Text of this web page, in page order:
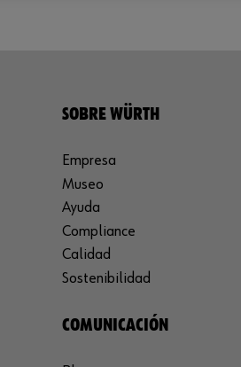
SOBRE WÜRTH
Empresa
Museo
Ayuda
Compliance
Calidad
Sostenibilidad
COMUNICACIÓN